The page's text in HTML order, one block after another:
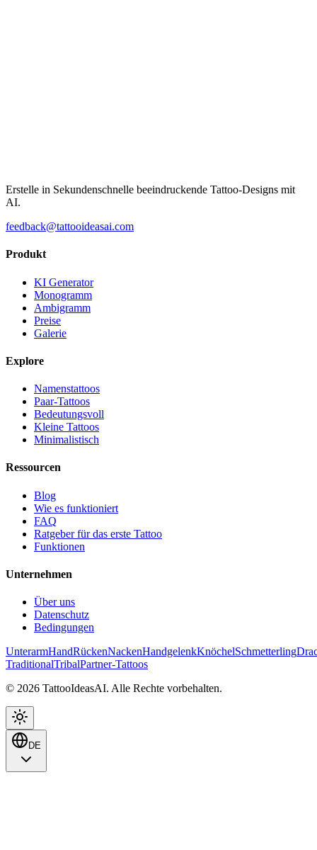
Erstelle in Sekundenschnelle beeindruckende Tattoo-Designs mit
AI.
feedback@tattooideasai.com
Produkt
KI Generator
Monogramm
Ambigramm
Preise
Galerie
Explore
Namenstattoos
Paar-Tattoos
Bedeutungsvoll
Kleine Tattoos
Minimalistisch
Ressourcen
Blog
Wie es funktioniert
FAQ
Ratgeber für das erste Tattoo
Funktionen
Unternehmen
Über uns
Datenschutz
Bedingungen
UnterarmHandRückenNackenHandgelenkKnöchelSchmetterling
TraditionalTribalPartner-Tattoos
© 2026 TattooIdeasAI. Alle Rechte vorbehalten.
DE